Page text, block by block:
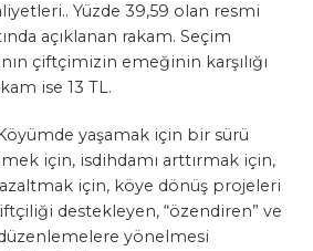
Yüzde 39,59 olan resmi
açıklanan rakam. Seçim
çiftçimizin emeğinin karşılığı
ise 13 TL.
yaşamak için bir sürü
için, isdihdamı arttırmak için,
için, köye dönüş projeleri
destekleyen, “özendiren” ve
düzenlemelere yönelmesi